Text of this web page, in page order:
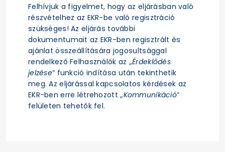
Felhívjuk a figyelmet, hogy az eljárásban való
részvételhez az EKR-be való regisztráció
szükséges! Az eljárás további
dokumentumait az EKR-ben regisztrált és
ajánlat összeállítására jogosultsággal
rendelkező Felhasználók az „Érdeklődés
jelzése” funkció indítása után tekinthetik
meg. Az eljárással kapcsolatos kérdések az
EKR-ben erre létrehozott „Kommunikáció”
felületen tehetők fel.